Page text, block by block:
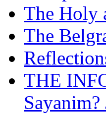
The Holy
The
THE